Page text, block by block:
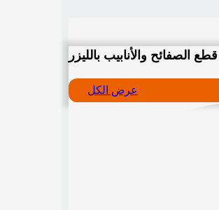
قطع الصفائح والأنابيب بالليزر
عرض الكل